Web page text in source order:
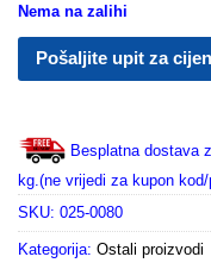
Nema na zalihi
Pošaljite upit za
Besplatna dostava
kg.(ne vrijedi za kupon
SKU: 025-0080
Kategorija: Ostali proizvodi